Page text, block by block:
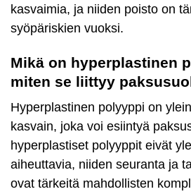
kasvaimia, ja niiden poisto on
syöpäriskien vuoksi.
Mikä on hyperplastinen
miten se liittyy
Hyperplastinen polyyppi on
kasvain, joka voi esiintyä
hyperplastiset polyyppit eivät
aiheuttavia, niiden seuranta ja
ovat tärkeitä mahdollisten